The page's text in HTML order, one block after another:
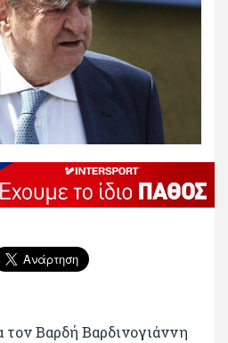
τον Βαρδή Βαρδινογιάννη